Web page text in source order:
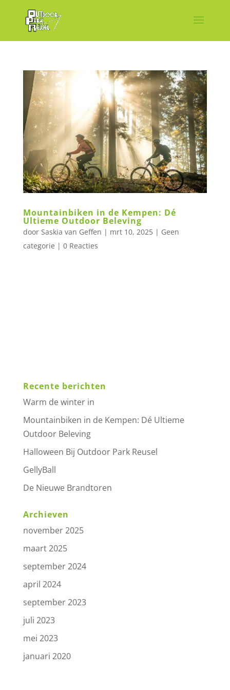
Mountainbiken in de Kempen: Dé
Ultieme Outdoor Beleving
door Saskia van Geffen | mrt 10, 2025| Geen
categorie | 0 Reacties
Recente berichten
Warm de winter in
Mountainbiken in de Kempen: Dé Ultieme
Outdoor Beleving
Halloween Bij Outdoor Park Reusel
GellyBall
De Nieuwe Brandtoren
Archieven
november 2025
maart 2025
september 2024
april 2024
september 2023
juli 2023
mei 2023
januari 2020